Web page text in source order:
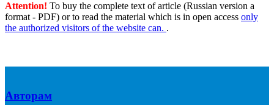
Attention! To buy the complete text of article (Russian version a
format - PDF) or to read the material which is in open access only
the authorized visitors of the website can. .
Авторам